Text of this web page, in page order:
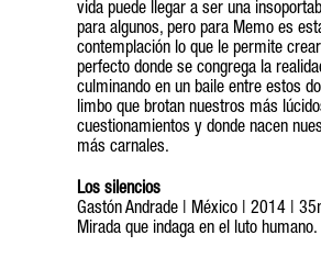
vida puede llegar a ser una
para algunos, pero para Memo es
contemplación lo que le permite
perfecto donde se congrega la
culminando en un baile entre estos
limbo que brotan nuestros más
cuestionamientos y donde nacen
más carnales.
Los silencios
Gastón Andrade | México | 2014 |
Mirada que indaga en el luto humano.